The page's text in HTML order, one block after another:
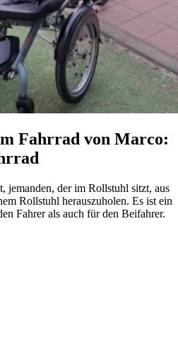
Fahrrad von Marco:
jemanden, der im Rollstuhl sitzt, aus
Rollstuhl herauszuholen. Es ist ein
Fahrer als auch für den Beifahrer.